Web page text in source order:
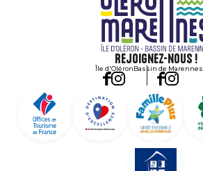
Rejoignez-nous !
Île d'OléronBassin de Marennes